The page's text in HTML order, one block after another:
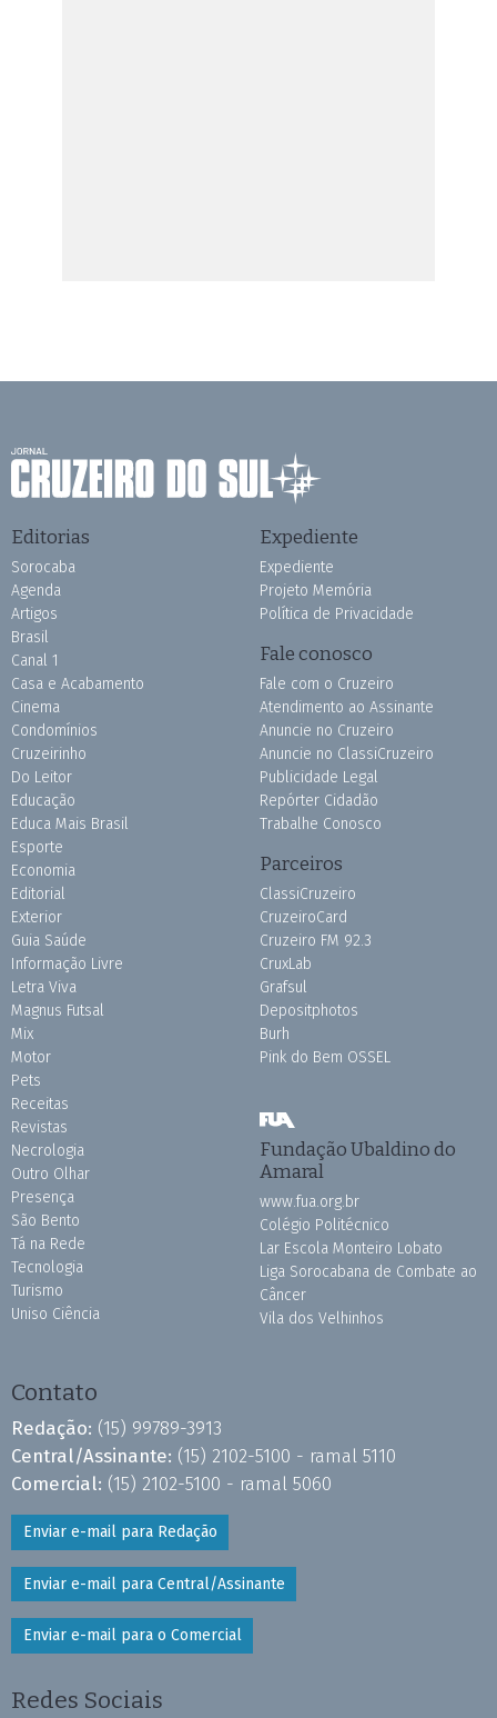
Editorias
Sorocaba
Agenda
Artigos
Brasil
Canal 1
Casa e Acabamento
Cinema
Condomínios
Cruzeirinho
Do Leitor
Educação
Educa Mais Brasil
Esporte
Economia
Editorial
Exterior
Guia Saúde
Informação Livre
Letra Viva
Magnus Futsal
Mix
Motor
Pets
Receitas
Revistas
Necrologia
Outro Olhar
Presença
São Bento
Tá na Rede
Tecnologia
Turismo
Uniso Ciência
Expediente
Expediente
Projeto Memória
Política de Privacidade
Fale conosco
Fale com o Cruzeiro
Atendimento ao Assinante
Anuncie no Cruzeiro
Anuncie no ClassiCruzeiro
Publicidade Legal
Repórter Cidadão
Trabalhe Conosco
Parceiros
ClassiCruzeiro
CruzeiroCard
Cruzeiro FM 92.3
CruxLab
Grafsul
Depositphotos
Burh
Pink do Bem OSSEL
Fundação Ubaldino do
Amaral
www.fua.org.br
Colégio Politécnico
Lar Escola Monteiro Lobato
Liga Sorocabana de Combate ao
Câncer
Vila dos Velhinhos
Contato
Redação: (15) 99789-3913
Central/Assinante: (15) 2102-5100 - ramal 5110
Comercial: (15) 2102-5100 - ramal 5060
Enviar e-mail para Redação
Enviar e-mail para Central/Assinante
Enviar e-mail para o Comercial
Redes Sociais